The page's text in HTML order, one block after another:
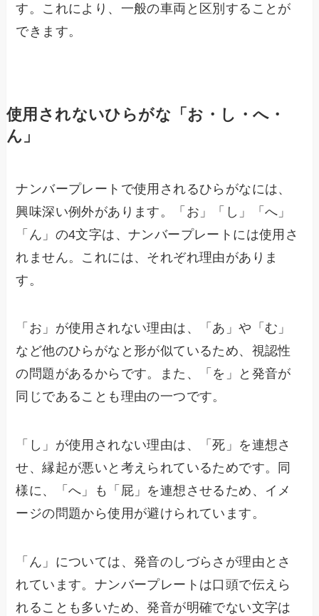
す。これにより、一般の車両と区別することが
できます。
使用されないひらがな「お・し・へ・
ん」
ナンバープレートで使用されるひらがなには、
興味深い例外があります。「お」「し」「へ」
「ん」の4文字は、ナンバープレートには使用さ
れません。これには、それぞれ理由がありま
す。
「お」が使用されない理由は、「あ」や「む」
など他のひらがなと形が似ているため、視認性
の問題があるからです。また、「を」と発音が
同じであることも理由の一つです。
「し」が使用されない理由は、「死」を連想さ
せ、縁起が悪いと考えられているためです。同
様に、「へ」も「屁」を連想させるため、イメ
ージの問題から使用が避けられています。
「ん」については、発音のしづらさが理由とさ
れています。ナンバープレートは口頭で伝えら
れることも多いため、発音が明確でない文字は